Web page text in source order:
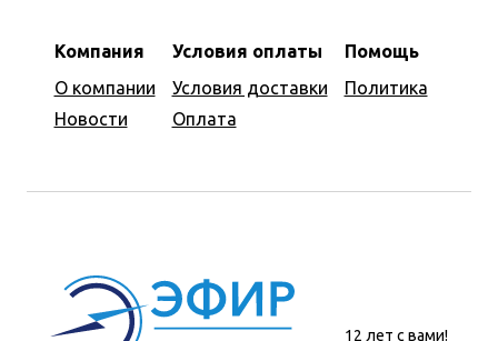
Компания
О компании
Новости
Условия оплаты
Условия доставки
Оплата
Помощь
Политика
12 лет с вами!